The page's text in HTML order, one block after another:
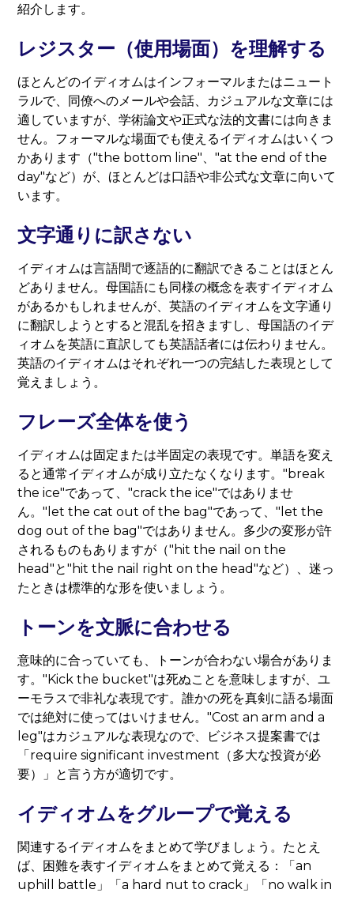
紹介します。
レジスター（使用場面）を理解する
ほとんどのイディオムはインフォーマルまたはニュート
ラルで、同僚へのメールや会話、カジュアルな文章には
適していますが、学術論文や正式な法的文書には向きま
せん。フォーマルな場面でも使えるイディオムはいくつ
かあります（"the bottom line"、"at the end of the
day"など）が、ほとんどは口語や非公式な文章に向いて
います。
文字通りに訳さない
イディオムは言語間で逐語的に翻訳できることはほとん
どありません。母国語にも同様の概念を表すイディオム
があるかもしれませんが、英語のイディオムを文字通り
に翻訳しようとすると混乱を招きますし、母国語のイデ
ィオムを英語に直訳しても英語話者には伝わりません。
英語のイディオムはそれぞれ一つの完結した表現として
覚えましょう。
フレーズ全体を使う
イディオムは固定または半固定の表現です。単語を変え
ると通常イディオムが成り立たなくなります。"break
the ice"であって、"crack the ice"ではありませ
ん。"let the cat out of the bag"であって、"let the
dog out of the bag"ではありません。多少の変形が許
されるものもありますが（"hit the nail on the
head"と"hit the nail right on the head"など）、迷っ
たときは標準的な形を使いましょう。
トーンを文脈に合わせる
意味的に合っていても、トーンが合わない場合がありま
す。"Kick the bucket"は死ぬことを意味しますが、ユ
ーモラスで非礼な表現です。誰かの死を真剣に語る場面
では絶対に使ってはいけません。"Cost an arm and a
leg"はカジュアルな表現なので、ビジネス提案書では
「require significant investment（多大な投資が必
要）」と言う方が適切です。
イディオムをグループで覚える
関連するイディオムをまとめて学びましょう。たとえ
ば、困難を表すイディオムをまとめて覚える：「an
uphill battle」「a hard nut to crack」「no walk in